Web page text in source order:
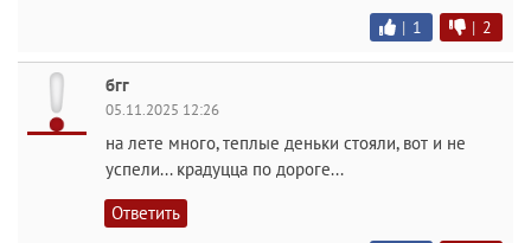
| 1 | 2
бгг
05.11.2025 12:26
на лете много, теплые деньки стояли, вот и не
успели... крадуцца по дороге...
Ответить